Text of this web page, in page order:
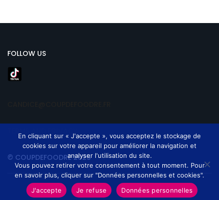
FOLLOW US
© COUPDEFOODRE 2025
En cliquant sur « J'accepte », vous acceptez le stockage de
cookies sur votre appareil pour améliorer la navigation et
analyser l'utilisation du site.
Vous pouvez retirer votre consentement à tout moment. Pour
en savoir plus, cliquer sur "Données personnelles et cookies".
J'accepte
Je refuse Données personnelles